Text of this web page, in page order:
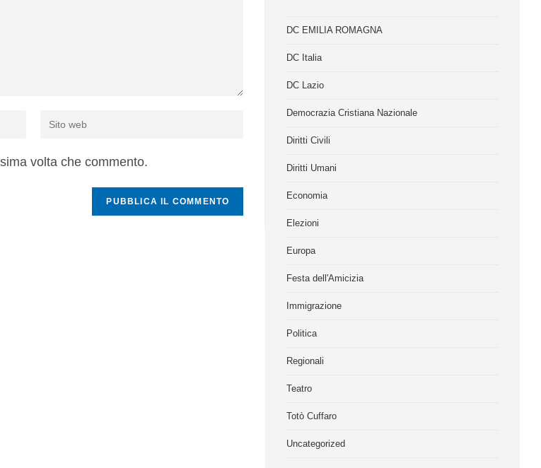
volta che commento.
DC EMILIA ROMAGNA
DC Italia
DC Lazio
Democrazia Cristiana Nazionale
Diritti Civili
Diritti Umani
Economia
Elezioni
Europa
Festa dell'Amicizia
Immigrazione
Politica
Regionali
Teatro
Totò Cuffaro
Uncategorized